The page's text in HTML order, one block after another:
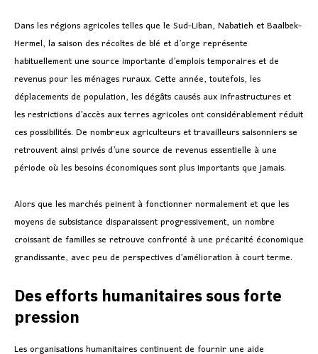
Dans les régions agricoles telles que le Sud-Liban, Nabatieh et Baalbek-
Hermel, la saison des récoltes de blé et d’orge représente
habituellement une source importante d’emplois temporaires et de
revenus pour les ménages ruraux. Cette année, toutefois, les
déplacements de population, les dégâts causés aux infrastructures et
les restrictions d’accès aux terres agricoles ont considérablement réduit
ces possibilités. De nombreux agriculteurs et travailleurs saisonniers se
retrouvent ainsi privés d’une source de revenus essentielle à une
période où les besoins économiques sont plus importants que jamais.
Alors que les marchés peinent à fonctionner normalement et que les
moyens de subsistance disparaissent progressivement, un nombre
croissant de familles se retrouve confronté à une précarité économique
grandissante, avec peu de perspectives d’amélioration à court terme.
Des efforts humanitaires sous forte
pression
Les organisations humanitaires continuent de fournir une aide